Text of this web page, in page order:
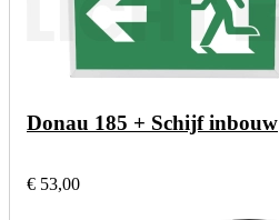
Donau 185 + Schijf inbouw
€ 53,00